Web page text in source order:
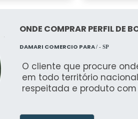
ONDE COMPRAR PERFIL DE
DAMARI COMERCIO PARA/ - SP
O cliente que procure
em todo território
respeitada e produto